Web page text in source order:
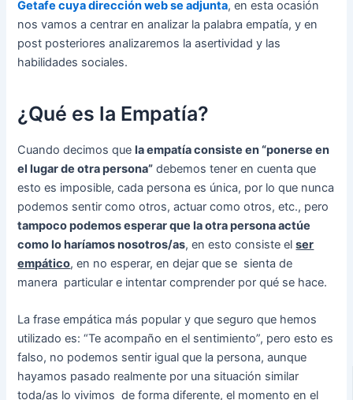
Getafe cuya dirección web se adjunta, en esta ocasión
nos vamos a centrar en analizar la palabra empatía, y en
post posteriores analizaremos la asertividad y las
habilidades sociales.
¿Qué es la Empatía?
Cuando decimos quela empatía consiste en “ponerse en
el lugar de otra persona” debemos tener en cuenta que
esto es imposible, cada persona es única, por lo que nunca
podemos sentir como otros, actuar como otros, etc., pero
tampoco podemos esperar que la otra persona actúe
como lo haríamos nosotros/as, en esto consiste elser
empático, en no esperar, en dejar que se sienta de
manera particular e intentar comprender por qué se hace.
La frase empática más popular y que seguro que hemos
utilizado es: “Te acompaño en el sentimiento”, pero esto es
falso, no podemos sentir igual que la persona, aunque
hayamos pasado realmente por una situación similar
toda/as lo vivimos de forma diferente, el momento en el